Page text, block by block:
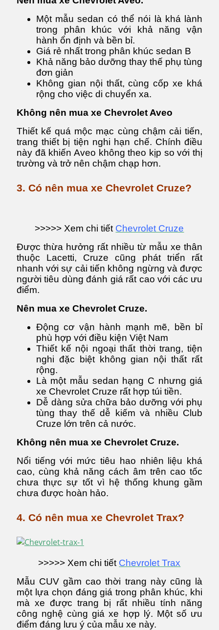
Một mẫu sedan có thể nói là khá lành
trong phân khúc với khả năng vận
hành ổn định và bền bỉ.
Giá rẻ nhất trong phân khúc sedan B
Khả năng bảo dưỡng thay thế phụ tùng
đơn giản
Không gian nội thất, cùng cốp xe khá
rộng cho việc di chuyển xa.
Không nên mua xe Chevrolet Aveo
Thiết kế quá mộc mạc cùng chậm cải tiến,
trang thiết bị tiện nghi hạn chế. Chính điều
này đã khiến Aveo không theo kịp so với thị
trường và trở nên chậm chạp hơn.
3. Có nên mua xe Chevrolet Cruze?
>>>>> Xem chi tiết Chevrolet Cruze
Được thừa hưởng rất nhiều từ mẫu xe thân
thuộc Lacetti, Cruze cũng phát triển rất
nhanh với sự cải tiến không ngừng và được
người tiêu dùng đánh giá rất cao với các ưu
điểm.
Nên mua xe Chevrolet Cruze.
Động cơ vận hành mạnh mẽ, bền bỉ
phù hợp với điều kiện Việt Nam
Thiết kế nội ngoại thất thời trang, tiện
nghi đặc biệt không gian nội thất rất
rộng.
Là một mẫu sedan hạng C nhưng giá
xe Chevrolet Cruze rất hợp túi tiền.
Dễ dàng sửa chữa bảo dưỡng với phụ
tùng thay thế dễ kiếm và nhiều Club
Cruze lớn trên cả nước.
Không nên mua xe Chevrolet Cruze.
Nổi tiếng với mức tiêu hao nhiên liệu khá
cao, cùng khả năng cách âm trên cao tốc
chưa thực sự tốt vì hệ thống khung gầm
chưa được hoàn hảo.
4. Có nên mua xe Chevrolet Trax?
>>>>> Xem chi tiết Chevrolet Trax
Mẫu CUV gầm cao thời trang này cũng là
một lựa chọn đáng giá trong phân khúc, khi
mà xe được trang bị rất nhiều tính năng
công nghệ cùng giá xe hợp lý. Một số ưu
điểm đáng lưu ý của mẫu xe này.